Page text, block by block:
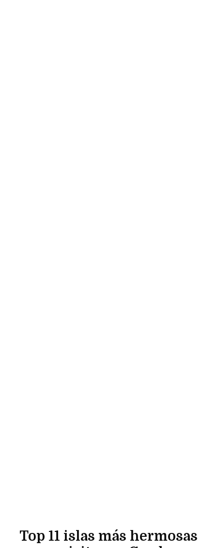
Top 11 islas más hermosas